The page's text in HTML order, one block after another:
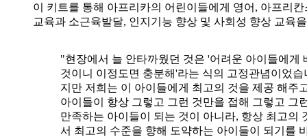
이 키트를 통해 아프리카의 어린이들에게 영어, 아프리
교육과 소근육발달, 인지기능 향상 및 사회성 향상 교육
"현장에서 늘 안타까웠던 것은 '어려운 아이들에게
것이니 이정도면 충분해'라는 식의 고정관념이었습
지만 저희는 이 아이들에게 최고의 것을 제공 해주
아이들이 항상 그렇고 그런 것만을 접해 그렇고 그
만족하는 아이들이 되는 것이 아니라, 항상 최고의
서 최고의 수준을 향해 도약하는 아이들이 되기를